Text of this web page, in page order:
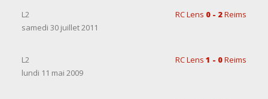
L2 RC Lens 0 - 2Reims
samedi 30 juillet 2011
L2 RC Lens 1 - 0Reims
lundi 11 mai 2009